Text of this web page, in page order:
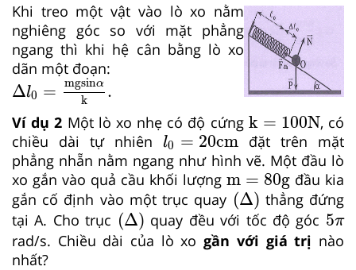
Khi treo một vật vào lò xo nằm
nghiêng góc so với mặt phẳng
ngang thì khi hệ cân bằng lò xo
dãn một đoạn:
Δl0 = mgsinα
k .
Δl0 =mgsinαk
Ví dụ 2 Một lò xo nhẹ có độ cứng k = 100N
k 100N , có
chiều dài tự nhiênl0 = 20cm
l0=20cm
đặt trên mặt
phẳng nhẵn nằm ngang như hình vẽ. Một đầu lò
xo gắn vào quả cầu khối lượng m = 80g
m =80g
đầu kia
gắn cố định vào một trục quay (Δ)
Δ
thẳng đứng
tại A. Cho trục (Δ)
Δ quay đều với tốc độ góc 5π
5π
rad/s. Chiều dài của lò xogần với giá trị nào
nhất?